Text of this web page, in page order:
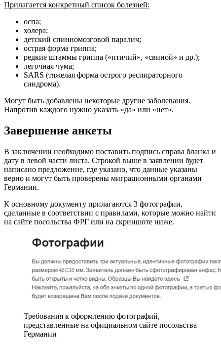
Прилагается конкретный список болезней:
оспа;
холера;
детский спинномозговой паралич;
острая форма гриппа;
редкие штаммы гриппа («птичий», «свиной» и др.);
легочная чума;
SARS (тяжелая форма острого респираторного
синдрома).
Могут быть добавлены некоторые другие заболевания.
Напротив каждого нужно указать «да» или «нет».
Завершение анкеты
В заключении необходимо поставить подпись справа бланка и
дату в левой части листа. Строкой выше в заявлении будет
написано предложение, где указано, что данные указаны
верно и могут быть проверены миграционными органами
Германии.
К основному документу прилагаются 3 фотографии,
сделанные в соответствии с правилами, которые можно найти
на сайте посольства ФРГ или на скриншоте ниже.
Требования к оформлению фотографий,
представленные на официальном сайте посольства
Германии